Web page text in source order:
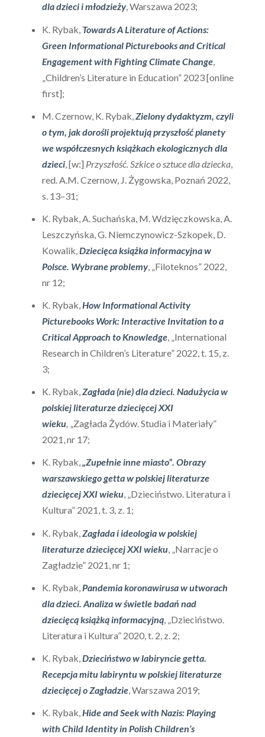
dla dzieci i młodzieży, Warszawa 2023;
K. Rybak, Towards A Literature of Actions:
Green Informational Picturebooks and Critical
Engagement with Fighting Climate Change,
„Children’s Literature in Education” 2023 [online
first];
M. Czernow, K. Rybak, Zielony dydaktyzm, czyli
o tym, jak dorośli projektują przyszłość planety
we współczesnych książkach ekologicznych dla
dzieci, [w:] Przyszłość. Szkice o sztuce dla dziecka,
red. A.M. Czernow, J. Żygowska, Poznań 2022,
s. 13–31;
K. Rybak, A. Suchańska, M. Wdzięczkowska, A.
Leszczyńska, G. Niemczynowicz-Szkopek, D.
Kowalik,Dziecięca książka informacyjna w
Polsce. Wybrane problemy, „Filoteknos” 2022,
nr 12;
K. Rybak,How Informational Activity
Picturebooks Work: Interactive Invitation to a
Critical Approach to Knowledge, „International
Research in Children’s Literature” 2022, t. 15, z.
3;
K. Rybak,Zagłada (nie) dla dzieci. Nadużycia w
polskiej literaturze dziecięcej XXI
wieku, „Zagłada Żydów. Studia i Materiały”
2021, nr 17;
K. Rybak,„Zupełnie inne miasto”. Obrazy
warszawskiego getta w polskiej literaturze
dziecięcej XXI wieku, „Dzieciństwo. Literatura i
Kultura” 2021, t. 3, z. 1;
K. Rybak, Zagłada i ideologia w polskiej
literaturze dziecięcej XXI wieku, „Narracje o
Zagładzie” 2021, nr 1;
K. Rybak,Pandemia koronawirusa w utworach
dla dzieci. Analiza w świetle badań nad
dziecięcą książką informacyjną, „Dzieciństwo.
Literatura i Kultura” 2020, t. 2, z. 2;
K. Rybak,Dzieciństwo w labiryncie getta.
Recepcja mitu labiryntu w polskiej literaturze
dziecięcej o Zagładzie, Warszawa 2019;
K. Rybak,Hide and Seek with Nazis: Playing
with Child Identity in Polish Children’s